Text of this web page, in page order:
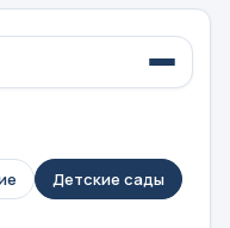
Детские сады